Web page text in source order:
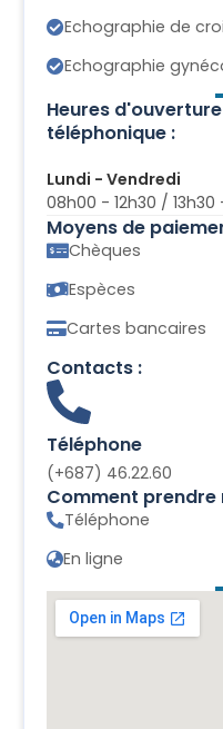
Echographie de
Echographie
Heures
téléphonique :
Lundi - Vendredi
08h00 - 12h30 / 13h30
Moyens de
Chèques
Espèces
Cartes bancaires
Contacts :
Téléphone
(+687) 46.22.60
Comment prendre
Téléphone
En ligne